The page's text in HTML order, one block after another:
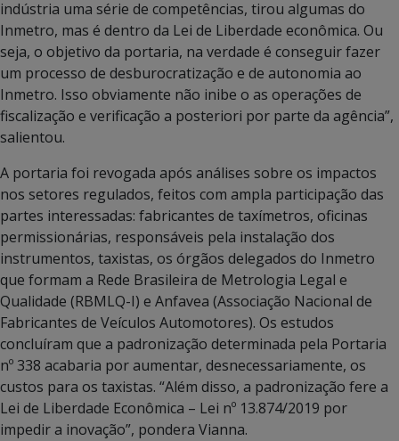
indústria uma série de competências, tirou algumas do
Inmetro, mas é dentro da Lei de Liberdade econômica. Ou
seja, o objetivo da portaria, na verdade é conseguir fazer
um processo de desburocratização e de autonomia ao
Inmetro. Isso obviamente não inibe o as operações de
fiscalização e verificação a posteriori por parte da agência”,
salientou.
A portaria foi revogada após análises sobre os impactos
nos setores regulados, feitos com ampla participação das
partes interessadas: fabricantes de taxímetros, oficinas
permissionárias, responsáveis pela instalação dos
instrumentos, taxistas, os órgãos delegados do Inmetro
que formam a Rede Brasileira de Metrologia Legal e
Qualidade (RBMLQ-I) e Anfavea (Associação Nacional de
Fabricantes de Veículos Automotores). Os estudos
concluíram que a padronização determinada pela Portaria
nº 338 acabaria por aumentar, desnecessariamente, os
custos para os taxistas. “Além disso, a padronização fere a
Lei de Liberdade Econômica – Lei nº 13.874/2019 por
impedir a inovação”, pondera Vianna.